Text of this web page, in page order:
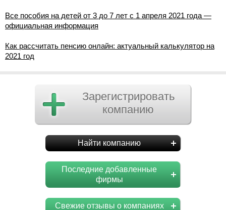
Все пособия на детей от 3 до 7 лет с 1 апреля 2021 года —
официальная информация
Как рассчитать пенсию онлайн: актуальный калькулятор на
2021 год
Зарегистрировать
компанию
Найти компанию
Последние добавленные
фирмы
Свежие отзывы о компаниях